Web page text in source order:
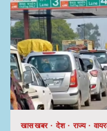
खास खबर देश राज्य